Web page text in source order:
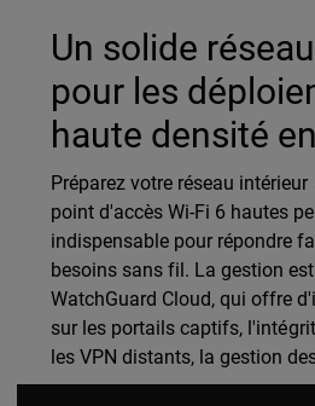
Un solide
pour les
haute densité
Préparez votre réseau
point d'accès Wi-Fi 6 hautes
indispensable pour répondre
besoins sans fil. La gestion
WatchGuard Cloud, qui offre
sur les portails captifs,
les VPN distants, la gestion